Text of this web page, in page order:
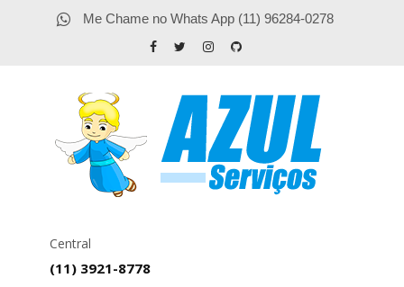
Me Chame no Whats App (11) 96284-0278
Central
(11) 3921-8778